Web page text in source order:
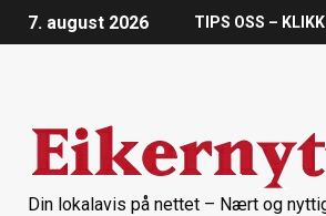
7. august 2026 TIPS OSS – KLIKK
Din lokalavis på nettet – Nært og